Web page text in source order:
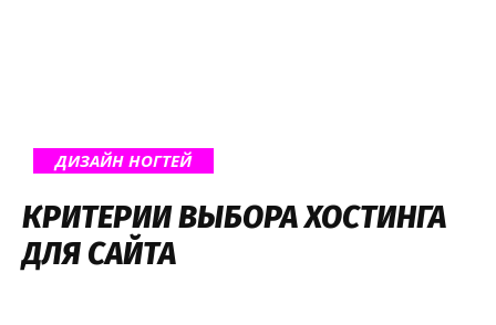
ДИЗАЙН НОГТЕЙ
КРИТЕРИИ ВЫБОРА ХОСТИНГА
ДЛЯ САЙТА